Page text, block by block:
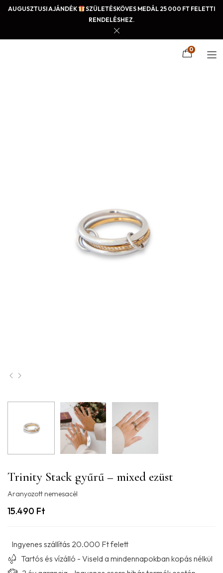
AUGUSZTUSI AJÁNDÉK
SZÜLETÉSKÖVES MEDÁL 25 000 FT FELETTI
RENDELÉSHEZ.
0
Trinity Stack gyűrű – mixed ezüst
Aranyozott nemesacél
15.490 Ft
Ingyenes szállítás 20.000 Ft felett
Tartós és vízálló - Viseld a mindennapokban kopás nélkül